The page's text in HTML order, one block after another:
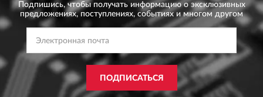
Подпишись, чтобы получать информацию о эксклюзивных
предложениях,поступлениях, событиях и многом другом
ПОДПИСАТЬСЯ